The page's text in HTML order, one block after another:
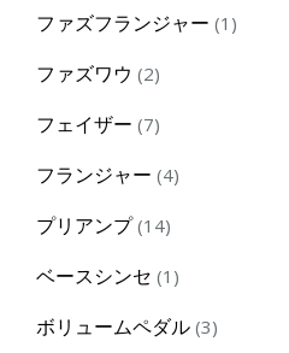
ファズフランジャー 1 1
ファズワウ 22
フェイザー 77
フランジャー 44
プリアンプ 1414
ベースシンセ 1 1
ボリュームペダル 33